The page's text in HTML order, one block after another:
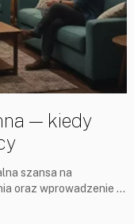
— kiedy
szansa na
oraz wprowadzenie …